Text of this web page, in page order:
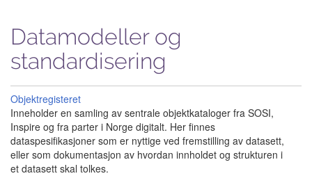
Datamodeller og
standardisering
Objektregisteret
Inneholder en samling av sentrale objektkataloger fra SOSI,
Inspire og fra parter i Norge digitalt. Her finnes
dataspesifikasjoner som er nyttige ved fremstilling av datasett,
eller som dokumentasjon av hvordan innholdet og strukturen i
et datasett skal tolkes.